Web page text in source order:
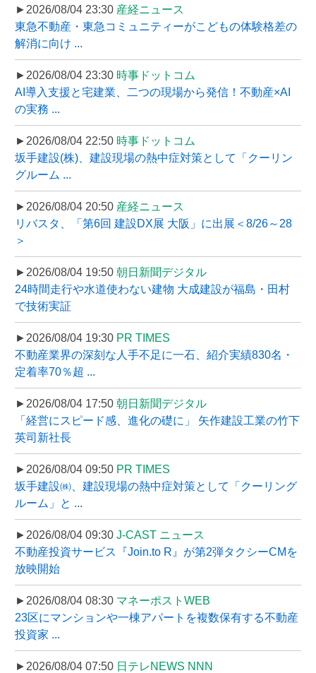
►2026/08/04 23:30 産経ニュース
東急不動産・東急コミュニティーがこどもの体験格差の
解消に向け ...
►2026/08/04 23:30 時事ドットコム
AI導入支援と宅建業、二つの現場から発信！不動産×AI
の実務 ...
►2026/08/04 22:50 時事ドットコム
坂手建設(株)、建設現場の熱中症対策として「クーリン
グルーム ...
►2026/08/04 20:50 産経ニュース
リバスタ、「第6回 建設DX展 大阪」に出展＜8/26～28
＞
►2026/08/04 19:50 朝日新聞デジタル
24時間走行や水道使わない建物 大成建設が福島・田村
で技術実証
►2026/08/04 19:30 PR TIMES
不動産業界の深刻な人手不足に一石、紹介実績830名・
定着率70％超 ...
►2026/08/04 17:50 朝日新聞デジタル
「経営にスピード感、進化の礎に」 矢作建設工業の竹下
英司新社長
►2026/08/04 09:50 PR TIMES
坂手建設㈱、建設現場の熱中症対策として「クーリング
ルーム」と ...
►2026/08/04 09:30 J-CAST ニュース
不動産投資サービス『Join.to R』が第2弾タクシーCMを
放映開始
►2026/08/04 08:30 マネーポストWEB
23区にマンションや一棟アパートを複数保有する不動産
投資家 ...
►2026/08/04 07:50 日テレNEWS NNN